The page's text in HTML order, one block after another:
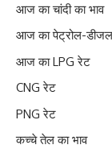
आज का चांदी का भाव
आज का पेट्रोल-डीजल
आज का LPG रेट
CNG रेट
PNG रेट
कच्चे तेल का भाव